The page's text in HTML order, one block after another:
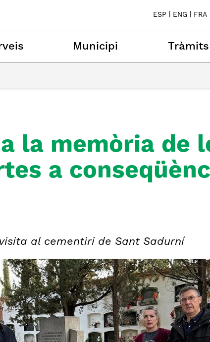
ESP ENG FRA
Municipi Tràmits
la memòria de
a
al cementiri de Sant Sadurní